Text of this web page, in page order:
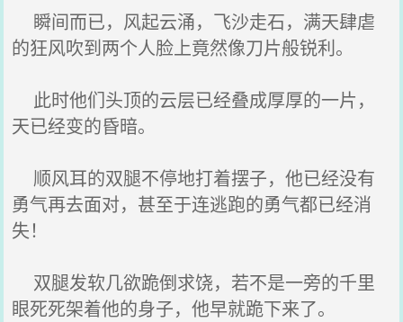
瞬间而已，风起云涌，飞沙走石，满天肆虐
的狂风吹到两个人脸上竟然像刀片般锐利。
此时他们头顶的云层已经叠成厚厚的一片，
天已经变的昏暗。
顺风耳的双腿不停地打着摆子，他已经没有
勇气再去面对，甚至于连逃跑的勇气都已经消
失！
双腿发软几欲跪倒求饶，若不是一旁的千里
眼死死架着他的身子，他早就跪下来了。